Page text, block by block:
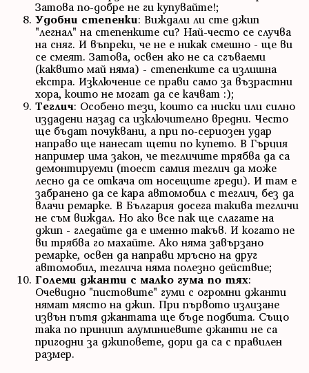
Затова по-добре не ги купувайте!;
Удобни степенки: Виждали ли сте джип
"легнал" на степенките си? Най-често се случва
на сняг. И въпреки, че не е никак смешно - ще ви
се смеят. Затова, освен ако не са сгъваеми
(каквито май няма) - степенките са излишна
екстра. Изключение се прави само за възрастни
хора, които не могат да се качват :);
Теглич: Особено тези, които са ниски или силно
издадени назад са изключително вредни. Често
ще бъдат почуквани, а при по-сериозен удар
направо ще нанесат щети по купето. В Гърция
например има закон, че тегличите трябва да са
демонтируеми (тоест самия теглич да може
лесно да се откача от носещите греди). И там е
забранено да се кара автомобил с теглич, без да
влачи ремарке. В България досега такива тегличи
не съм виждал. Но ако все пак ще слагате на
джип - гледайте да е именно такъв. И когато не
ви трябва го махайте. Ако няма завързано
ремарке, освен да направи мръсно на друг
автомобил, теглича няма полезно действие;
Големи джанти с малко гума по тях:
Очевидно "пистовите" гуми с огромни джанти
нямат място на джип. При първото излизане
извън пътя джантата ще бъде подбита. Също
така по принцип алуминиевите джанти не са
пригодни за джиповете, дори да са с правилен
размер.